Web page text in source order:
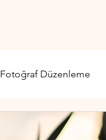
Fotoğraf Düzenleme
Drone